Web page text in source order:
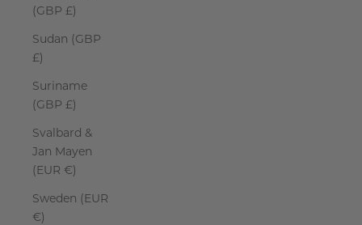
(GBP £)
Sudan (GBP
£)
Suriname
(GBP £)
Svalbard &
Jan Mayen
(EUR €)
Sweden (EUR
€)